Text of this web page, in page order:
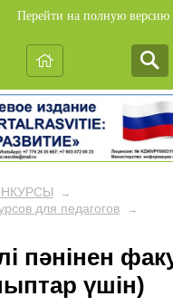
Перейти на полную версию
→
для педагогов →
пәнінен
үшін)